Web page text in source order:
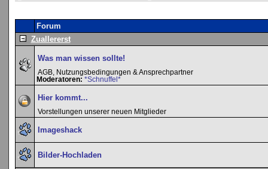
Forum
Zuallererst
Was man wissen sollte!
AGB, Nutzungsbedingungen & Ansprechpartner
Moderatoren: *Schnuffel*
Hier kommt...
Vorstellungen unserer neuen Mitglieder
Imageshack
Bilder-Hochladen